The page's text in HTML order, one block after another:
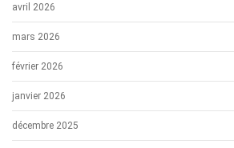
avril 2026
mars 2026
février 2026
janvier 2026
décembre 2025